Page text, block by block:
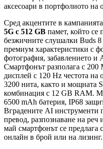
аксесоари в портфолиото на
Сред акцентите в
5G с 512 GB памет, който се
безжичните слушалки Buds
премиум характеристики с
фотография, забавлението и
Смартфонът разполага с
дисплей с 120 Hz честота на
3200 нита, както и мощната
комбинация с 12 GB RAM.
6500 mAh батерия, IP68
Вградените AI инструменти
превод, разпознаване на
май смартфонът се предлага
онлайн в брой или на лизинг.